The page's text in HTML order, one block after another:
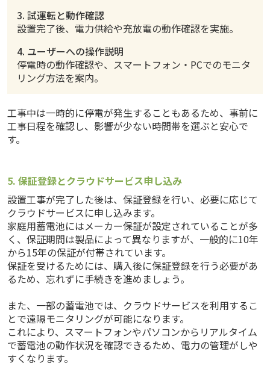
3. 試運転と動作確認
設置完了後、電力供給や充放電の動作確認を実施。
4. ユーザーへの操作説明
停電時の動作確認や、スマートフォン・PCでのモニタ
リング方法を案内。
工事中は一時的に停電が発生することもあるため、事前に
工事日程を確認し、影響が少ない時間帯を選ぶと安心で
す。
5. 保証登録とクラウドサービス申し込み
設置工事が完了した後は、保証登録を行い、必要に応じて
クラウドサービスに申し込みます。
家庭用蓄電池にはメーカー保証が設定されていることが多
く、保証期間は製品によって異なりますが、一般的に10年
から15年の保証が付帯されています。
保証を受けるためには、購入後に保証登録を行う必要があ
るため、忘れずに手続きを進めましょう。
また、一部の蓄電池では、クラウドサービスを利用するこ
とで遠隔モニタリングが可能になります。
これにより、スマートフォンやパソコンからリアルタイム
で蓄電池の動作状況を確認できるため、電力の管理がしや
すくなります。